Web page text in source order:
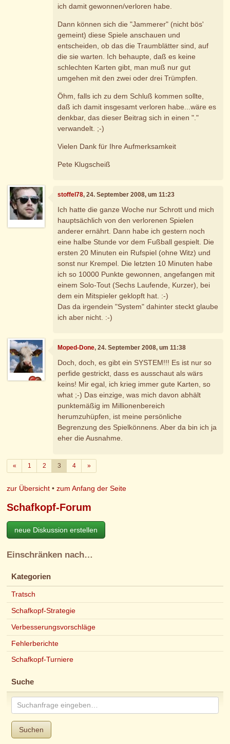
ich damit gewonnen/verloren habe.
Dann können sich die "Jammerer" (nicht bös'
gemeint) diese Spiele anschauen und
entscheiden, ob das die Traumblätter sind, auf
die sie warten. Ich behaupte, daß es keine
schlechten Karten gibt, man muß nur gut
umgehen mit den zwei oder drei Trümpfen.
Öhm, falls ich zu dem Schluß kommen sollte,
daß ich damit insgesamt verloren habe...wäre es
denkbar, das dieser Beitrag sich in einen "."
verwandelt. ;-)
Vielen Dank für Ihre Aufmerksamkeit
Pete Klugscheiß
stoffel78, 24. September 2008, um 11:23
Ich hatte die ganze Woche nur Schrott und mich
hauptsächlich von den verlorenen Spielen
anderer ernährt. Dann habe ich gestern noch
eine halbe Stunde vor dem Fußball gespielt. Die
ersten 20 Minuten ein Rufspiel (ohne Witz) und
sonst nur Krempel. Die letzten 10 Minuten habe
ich so 10000 Punkte gewonnen, angefangen mit
einem Solo-Tout (Sechs Laufende, Kurzer), bei
dem ein Mitspieler geklopft hat. :-)
Das da irgendein "System" dahinter steckt glaube
ich aber nicht. :-)
Moped-Done, 24. September 2008, um 11:38
Doch, doch, es gibt ein SYSTEM!!! Es ist nur so
perfide gestrickt, dass es ausschaut als wärs
keins! Mir egal, ich krieg immer gute Karten, so
what ;-) Das einzige, was mich davon abhält
punktemäßig im Millionenbereich
herumzuhüpfen, ist meine persönliche
Begrenzung des Spielkönnens. Aber da bin ich ja
eher die Ausnahme.
«Zurück
1 2 3 4 »Weiter
zur Übersicht •zum Anfang der Seite
Schafkopf-Forum
neue Diskussion erstellen
Einschränken nach…
Kategorien
Tratsch
Schafkopf-Strategie
Verbesserungsvorschläge
Fehlerberichte
Schafkopf-Turniere
Suche
Suchen